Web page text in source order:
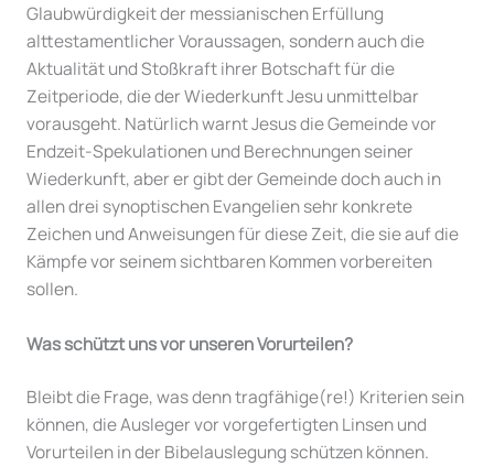
Glaubwürdigkeit der messianischen Erfüllung
alttestamentlicher Voraussagen, sondern auch die
Aktualität und Stoßkraft ihrer Botschaft für die
Zeitperiode, die der Wiederkunft Jesu unmittelbar
vorausgeht. Natürlich warnt Jesus die Gemeinde vor
Endzeit-Spekulationen und Berechnungen seiner
Wiederkunft, aber er gibt der Gemeinde doch auch in
allen drei synoptischen Evangelien sehr konkrete
Zeichen und Anweisungen für diese Zeit, die sie auf die
Kämpfe vor seinem sichtbaren Kommen vorbereiten
sollen.
Was schützt uns vor unseren Vorurteilen?
Bleibt die Frage, was denn tragfähige(re!) Kriterien sein
können, die Ausleger vor vorgefertigten Linsen und
Vorurteilen in der Bibelauslegung schützen können.